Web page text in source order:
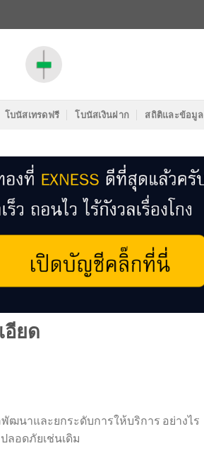
โบนัสเทรดฟรี โบนัสเงินฝาก สถิติและข้อมูล
อียด
พัฒนาและยกระดับการให้บริการ อย่างไร
ลอดภัยเช่นเดิม